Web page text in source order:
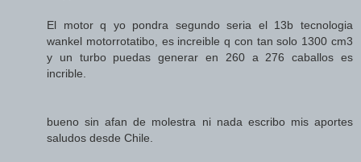
El motor q yo pondra segundo seria el 13b tecnologia
wankel motorrotatibo, es increible q con tan solo 1300 cm3
y un turbo puedas generar en 260 a 276 caballos es
incrible.
bueno sin afan de molestra ni nada escribo mis aportes
saludos desde Chile.